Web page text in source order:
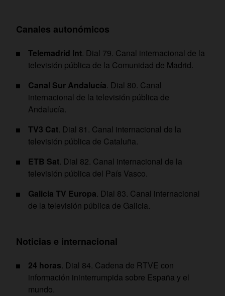
Canales autonómicos
Telemadrid Int. Dial 79. Canal internacional de la
televisión pública de la Comunidad de Madrid.
Canal Sur Andalucía. Dial 80. Canal
internacional de la televisión pública de
Andalucía.
TV3 Cat. Dial 81. Canal internacional de la
televisión pública de Cataluña.
ETB Sat. Dial 82. Canal internacional de la
televisión pública del País Vasco.
Galicia TV Europa. Dial 83. Canal internacional
de la televisión pública de Galicia.
Noticias e internacional
24 horas. Dial 84. Cadena de RTVE con
información ininterrumpida sobre España y el
mundo.